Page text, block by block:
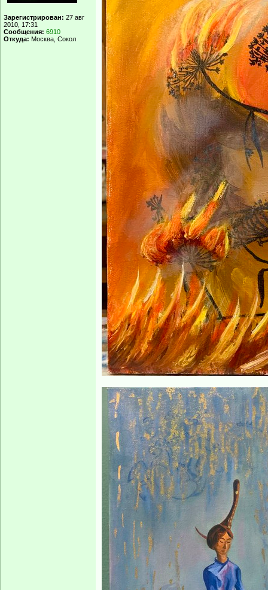
Зарегистрирован: 27 авг
2010, 17:31
Сообщения: 6910
Откуда: Москва, Сокол